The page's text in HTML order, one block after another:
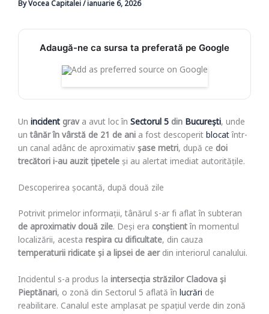
ByVocea Capitalei/ianuarie 6, 2026
Adaugă-ne ca sursa ta preferată pe Google
Un incident grav a avut loc în Sectorul 5 din București, unde
un tânăr în vârstă de 21 de ani a fost descoperit blocat într-
un canal adânc de aproximativ șase metri, după ce doi
trecători i-au auzit țipetele și au alertat imediat autoritățile.
Descoperirea șocantă, după două zile
Potrivit primelor informații, tânărul s-ar fi aflat în subteran
de aproximativ două zile. Deși era conștient în momentul
localizării, acesta respira cu dificultate, din cauza
temperaturii ridicate și a lipsei de aerdin interiorul canalului.
Incidentul s-a produs la intersecția străzilor Cladova și
Pieptănari, o zonă din Sectorul 5 aflată în lucrări de
reabilitare. Canalul este amplasat pe spațiul verde din zonă